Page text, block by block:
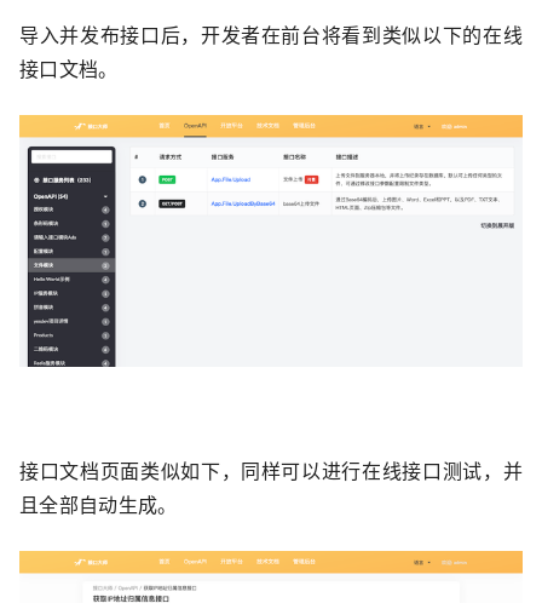
导入并发布接口后，开发者在前台将看到类似以下的在线
接口文档。
接口文档页面类似如下，同样可以进行在线接口测试，并
且全部自动生成。